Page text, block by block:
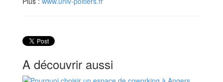
A découvrir aussi